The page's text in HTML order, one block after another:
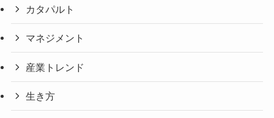
カタパルト
マネジメント
産業トレンド
生き方